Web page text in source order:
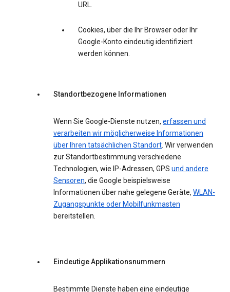
URL.
Cookies, über die Ihr Browser oder Ihr
Google-Konto eindeutig identifiziert
werden können.
Standortbezogene Informationen
Wenn Sie Google-Dienste nutzen, erfassen und
verarbeiten wir möglicherweise Informationen
über Ihren tatsächlichen Standort. Wir verwenden
zur Standortbestimmung verschiedene
Technologien, wie IP-Adressen, GPS und andere
Sensoren, die Google beispielsweise
Informationen über nahe gelegene Geräte, WLAN-
Zugangspunkte oder Mobilfunkmasten
bereitstellen.
Eindeutige Applikationsnummern
Bestimmte Dienste haben eine eindeutige